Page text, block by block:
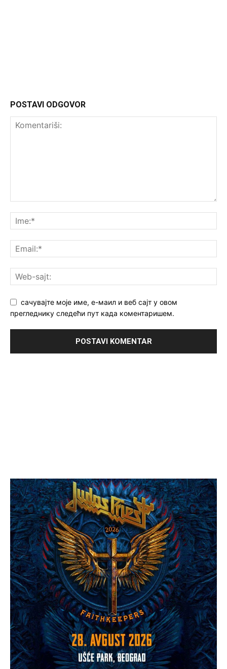
POSTAVI ODGOVOR
сачувајте моје име, е-маил и веб сајт у овом
прегледнику следећи пут када коментаришем.